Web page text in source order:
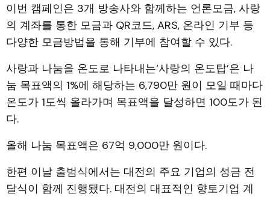
이번 캠페인은 3개 방송사와 함께하는 언론모금, 사랑
의 계좌를 통한 모금과 QR코드, ARS, 온라인 기부 등
다양한 모금방법을 통해 기부에 참여할 수 있다.
사랑과 나눔을 온도로 나타내는‘사랑의 온도탑’은 나
눔 목표액의 1%에 해당하는 6,790만 원이 모일 때마다
온도가 1도씩 올라가며 목표액을 달성하면 100도가 된
다.
올해 나눔 목표액은 67억 9,000만 원이다.
한편 이날 출범식에서는 대전의 주요 기업의 성금 전
달식이 함께 진행됐다. 대전의 대표적인 향토기업 계